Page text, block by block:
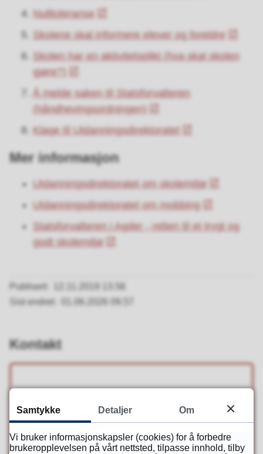
Nulltoleranse
Skolene skal informere elever og foreldre
Skolen har en aktivitetsplikt (hva skal skolen
gjøre?)
Å melde saken til Statsforvalteren
(håndhevingsordningen)
Klage til Utdanningsdirektoratet
Mer informasjon
Utdanningsdirektoratet om skolemiljø
Utdanningsdirektoratet om mobbing
Statsforvalteren i Agder - retten til et trygt og
godt skolemiljø
Publisert
12.11.2019 13.56
Sist endret
Kontakt
Miriam Johannessen Ekra
Rådgiver
miriam.johannessen.ekra@agderfk.no
Samtykke Detaljer Om
Vi bruker informasjonskapsler (cookies) for å forbedre
brukeropplevelsen på vårt nettsted, tilpasse innhold, tilby